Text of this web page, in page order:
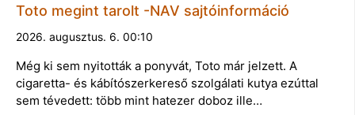
Toto megint tarolt -NAV sajtóinformáció
2026. augusztus. 6. 00:10
Még ki sem nyitották a ponyvát, Toto már jelzett. A
cigaretta- és kábítószerkereső szolgálati kutya ezúttal
sem tévedett: több mint hatezer doboz ille…